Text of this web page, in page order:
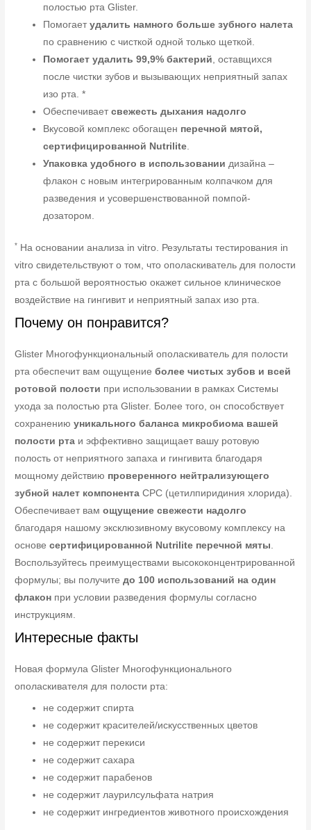
полостью рта Glister.
Помогаетудалить намного больше зубного налета
по сравнению с чисткой одной только щеткой.
Помогает удалить 99,9% бактерий, оставщихся
после чистки зубов и вызывающих неприятный запах
изо рта. *
Обеспечиваетсвежесть дыхания надолго
Вкусовой комплекс обогащен перечной мятой,
сертифицированной Nutrilite.
Упаковка удобного в использовании дизайна –
флакон с новым интегрированным колпачком для
разведения и усовершенствованной помпой-
дозатором.
* На основании анализа in vitro. Результаты тестирования in
vitro свидетельствуют о том, что ополаскиватель для полости
рта с большой вероятностью окажет сильное клиническое
воздействие на гингивит и неприятный запах изо рта.
Почему он понравится?
Glister Многофункциональный ополаскиватель для полости
рта обеспечит вам ощущениеболее чистых зубов и всей
ротовой полости при использовании в рамках Системы
ухода за полостью рта Glister. Более того, он способствует
сохранениюуникального баланса микробиома вашей
полости рта и эффективно защищает вашу ротовую
полость от неприятного запаха и гингивита благодаря
мощному действию проверенного нейтрализующего
зубной налет компонента CPC (цетилпиридиния хлорида).
Обеспечивает вамощущение свежести надолго
благодаря нашому эксклюзивному вкусовому комплексу на
основесертифицированной Nutrilite перечной мяты
Воспользуйтесь преимуществами высококонцентрированной
формулы; вы получитедо 100 использований на один
флакон при условии разведения формулы согласно
инструкциям.
Интересные факты
Новая формула Glister Многофункционального
ополаскивателя для полости рта:
не содержит спирта
не содержит красителей/искусственных цветов
не содержит перекиси
не содержит сахара
не содержит парабенов
не содержит лаурилсульфата натрия
не содержит ингредиентов животного происхождения